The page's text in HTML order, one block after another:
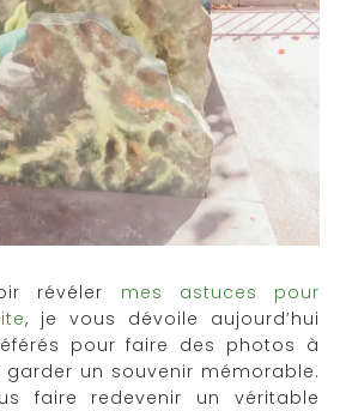
révéler mes astuces pour
, je vous dévoile aujourd’hui
pour faire des photos à
garder un souvenir mémorable.
faire redevenir un véritable